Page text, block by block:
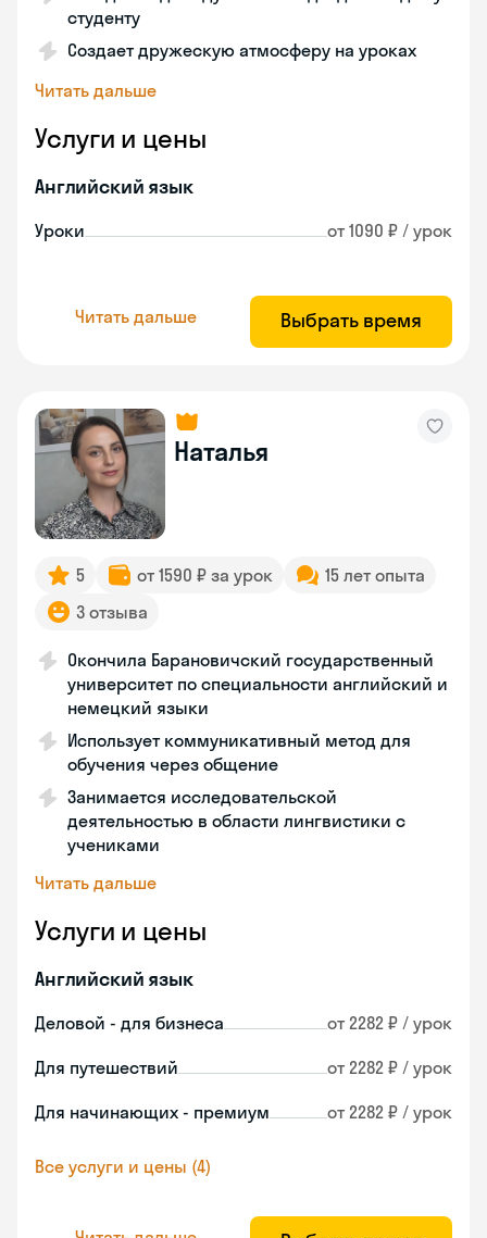
студенту
Создает дружескую атмосферу на уроках
Читать дальше
Услуги и цены
Английский язык
Уроки от 1090 ₽ / урок
Читать дальше Выбрать время
Наталья
5 от 1590 ₽ за урок
15 лет опыта
3 отзыва
Окончила Барановичский государственный
университет по специальности английский и
немецкий языки
Использует коммуникативный метод для
обучения через общение
Занимается исследовательской
деятельностью в области лингвистики с
учениками
Читать дальше
Услуги и цены
Английский язык
Деловой - для бизнеса от 2282 ₽ / урок
Для путешествий от 2282 ₽ / урок
Для начинающих - премиум от 2282 ₽ / урок
Все услуги и цены (4)